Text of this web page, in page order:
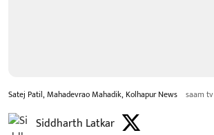
Satej Patil, Mahadevrao Mahadik, Kolhapur News saam tv
Siddharth Latkar